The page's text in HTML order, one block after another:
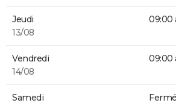
Jeudi
13/08
09:00
Vendredi
14/08
09:00
Samedi
Fermé